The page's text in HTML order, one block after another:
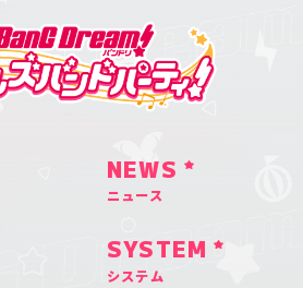
NEWS
ニュース
SYSTEM
システム